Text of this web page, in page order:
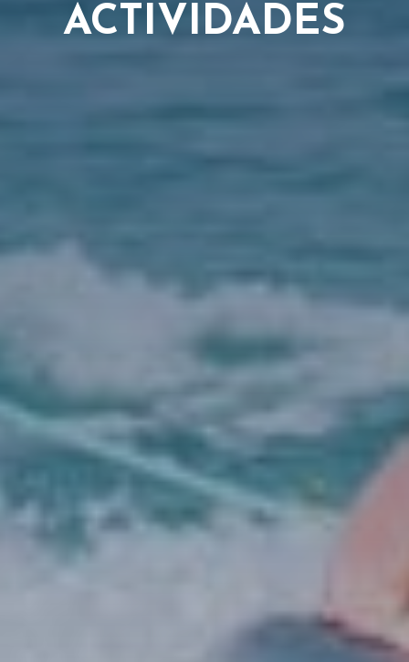
ACTIVIDADES